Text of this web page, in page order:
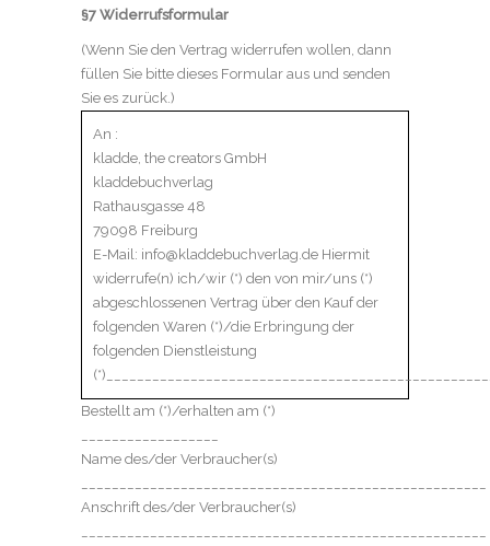
§7 Widerrufsformular
(Wenn Sie den Vertrag widerrufen wollen, dann
füllen Sie bitte dieses Formular aus und senden
Sie es zurück.)
An :
kladde, the creators GmbH
kladdebuchverlag
Rathausgasse 48
79098 Freiburg
E-Mail: info@kladdebuchverlag.de Hiermit
widerrufe(n) ich/wir (*) den von mir/uns (*)
abgeschlossenen Vertrag über den Kauf der
folgenden Waren (*)/die Erbringung der
folgenden Dienstleistung
Bestellt am (*)/erhalten am (*)
Name des/der Verbraucher(s)
Anschrift des/der Verbraucher(s)